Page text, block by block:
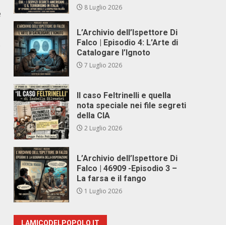
8 Luglio 2026
L’Archivio dell’Ispettore Di
Falco | Episodio 4: L’Arte di
Catalogare l’Ignoto
7 Luglio 2026
Il caso Feltrinelli e quella
nota speciale nei file segreti
della CIA
2 Luglio 2026
L’Archivio dell’Ispettore Di
Falco | 46909 -Episodio 3 –
La farsa e il fango
1 Luglio 2026
LAMICODELPOPOLO.IT